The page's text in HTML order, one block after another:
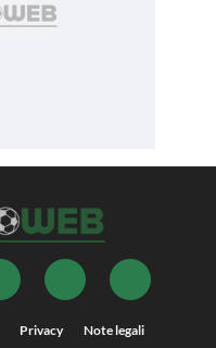
Privacy Note legali